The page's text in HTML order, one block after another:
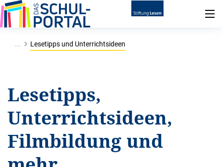
... Lesetipps und Unterrichtsideen
Lesetipps,
Unterrichtsideen,
Filmbildung und